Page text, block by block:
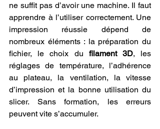
ne suffit pas d’avoir une machine. Il faut
apprendre à l’utiliser correctement. Une
impression réussie dépend de
nombreux éléments : la préparation du
fichier, le choix du filament 3D, les
réglages de température, l’adhérence
au plateau, la ventilation, la vitesse
d’impression et la bonne utilisation du
slicer. Sans formation, les erreurs
peuvent vite s’accumuler.